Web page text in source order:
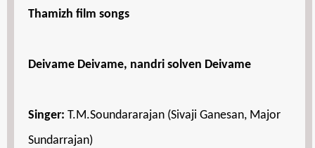
Thamizh film songs
Deivame Deivame, nandri solven Deivame
Singer: T.M.Soundararajan (Sivaji Ganesan, Major
Sundarrajan)